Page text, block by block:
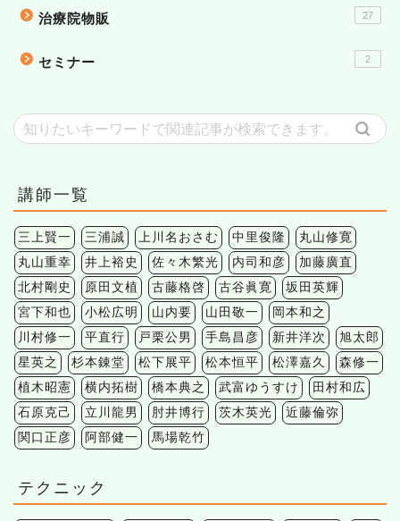
治療院物販 27
セミナー 2
講師一覧
三上賢一 三浦誠 上川名おさむ 中里俊隆
丸山修寛
丸山重幸
井上裕史 佐々木繁光 内司和彦
加藤廣直
北村剛史
原田文植 古藤格啓 古谷眞寛
坂田英輝
宮下和也
小松広明 山内要 山田敬一
岡本和之
川村修一
平直行 戸栗公男 手島昌彦 新井洋次
旭太郎
星英之
杉本錬堂 松下展平 松本恒平 松澤嘉久
森修一
植木昭憲
横内拓樹 橋本典之 武富ゆうすけ
田村和広
石原克己
立川龍男 肘井博行 茨木英光
近藤倫弥
関口正彦
阿部健一 馬場乾竹
テクニック